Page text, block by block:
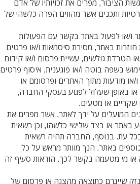
הציבור, מפרים את זכויותיו של אדם
ותכנים אשר מהווים הפרה כלשהי של
ו/או לפעול באתר בקשר עם הפעולות
באתר, מסירת סיסמאות ו/או פרטים
או הטרדת גולשים, עשיית פרסום ו/או קידום
בשפה בוטה ו/או פוגענית, איסוף פרטים
מודעות מתוך האתרים ופרסומם או
באופן שעלול לפגוע בעסקי החברה,
שקריים או מטעים.
המועלים על ידך לאתר, אשר מפרים את
באתר או בצד שלישי כלשהו, וכן רשאית
עת. בנוסף, החברה תהיה רשאית
באתר. הנך מוותר מראש על כל
מי מטעמה בקשר לכך. הוראות סעיף זה
נזק שייגרם כתוצאה מהצגה או פרסום של